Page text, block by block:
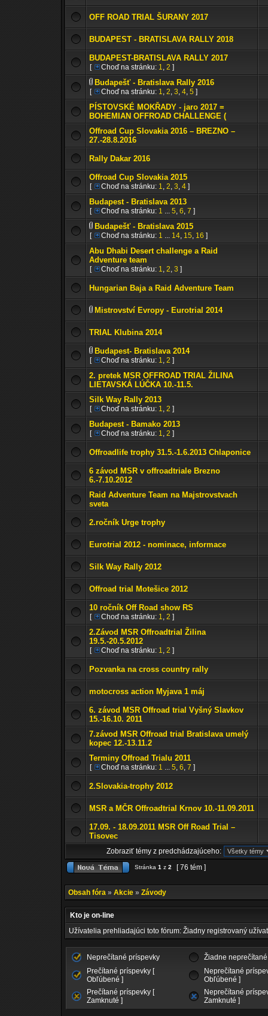
OFF ROAD TRIAL ŠURANY 2017
BUDAPEST - BRATISLAVA RALLY 2018
BUDAPEST-BRATISLAVA RALLY 2017
[ Choď na stránku: 1, 2 ]
Budapešť - Bratislava Rally 2016
[ Choď na stránku: 1, 2, 3, 4, 5 ]
PÍSTOVSKÉ MOKŘADY - jaro 2017 =
BOHEMIAN OFFROAD CHALLENGE (
Offroad Cup Slovakia 2016 – BREZNO –
27.-28.8.2016
Rally Dakar 2016
Offroad Cup Slovakia 2015
[ Choď na stránku: 1, 2, 3, 4 ]
Budapest - Bratislava 2013
[ Choď na stránku: 1 ... 5, 6, 7 ]
Budapešť - Bratislava 2015
[ Choď na stránku: 1 ... 14, 15, 16 ]
Abu Dhabi Desert challenge a Raid
Adventure team
[ Choď na stránku: 1, 2, 3 ]
Hungarian Baja a Raid Adventure Team
Mistrovství Evropy - Eurotrial 2014
TRIAL Klubina 2014
Budapest- Bratislava 2014
[ Choď na stránku: 1, 2 ]
2. pretek MSR OFFROAD TRIAL ŽILINA
LIETAVSKÁ LÚČKA 10.-11.5.
Silk Way Rally 2013
[ Choď na stránku: 1, 2 ]
Budapest - Bamako 2013
[ Choď na stránku: 1, 2 ]
Offroadlife trophy 31.5.-1.6.2013 Chlaponice
6 závod MSR v offroadtriale Brezno
6.-7.10.2012
Raid Adventure Team na Majstrovstvach
sveta
2.ročník Urge trophy
Eurotrial 2012 - nominace, informace
Silk Way Rally 2012
Offroad trial Motešice 2012
10 ročník Off Road show RS
[ Choď na stránku: 1, 2 ]
2.Závod MSR Offroadtrial Žilina
19.5.-20.5.2012
[ Choď na stránku: 1, 2 ]
Pozvanka na cross country rally
motocross action Myjava 1 máj
6. závod MSR Offroad trial Vyšný Slavkov
15.-16.10. 2011
7.závod MSR Offroad trial Bratislava umelý
kopec 12.-13.11.2
Terminy Offroad Trialu 2011
[ Choď na stránku: 1 ... 5, 6, 7 ]
2.Slovakia-trophy 2012
MSR a MČR Offroadtrial Krnov 10.-11.09.2011
17.09. - 18.09.2011 MSR Off Road Trial –
Tisovec
Zobraziť témy z predchádzajúceho:
Stránka 1 z 2 [ 76 tém ]
Obsah fóra » Akcie » Závody
Kto je on-line
Užívatelia prehliadajúci toto fórum: Žiadny registrovaný
Neprečítané príspevky
Žiadne
Prečítané príspevky [
Obľúbené ]
Neprečítané
Obľúbené ]
Prečítané príspevky [
Zamknuté ]
Neprečítané
Zamknuté ]